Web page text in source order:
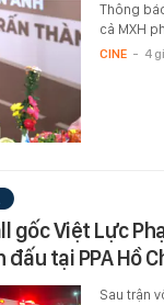
Thông
cả MXH
CINE - 4
gốc Việt Lực
tại PPA Hồ
Sau trận